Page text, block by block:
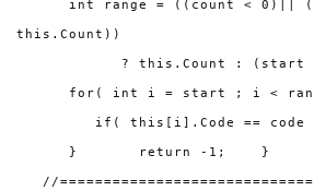
int range = ((count < 0)||
this.Count))
? this.Count : (start +
for( int i = start ; i <
if( this[i].Code == code )
} return -1; }
//